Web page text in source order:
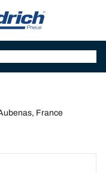
France